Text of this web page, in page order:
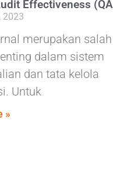
Effectiveness
2023
merupakan
dalam sistem
dan tata kelola
Untuk
»